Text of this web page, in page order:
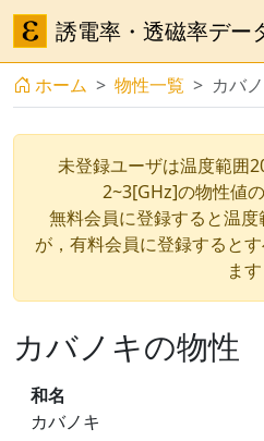
誘電率・透磁率デー
ホーム 物性一覧 カバ
未登録ユーザは温度範囲
2~3[GHz]の物性値
無料会員に登録すると温
が，有料会員に登録すると
ます
カバノキの物性
和名
カバノキ